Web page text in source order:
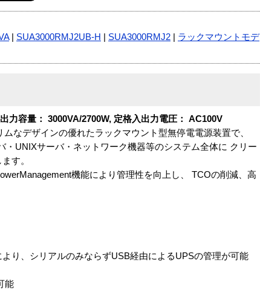
| SUA3000RMJ2UB-H SUA3000RMJ2
ラックマウントモデ
力容量： 3000VA/2700W, 定格入出力電圧： AC100V
なデザインの優れたラックマウント型無停電電源装置で、
UNIXサーバ・ネットワーク機器等のシステム全体に クリー
す。
機能により管理性を向上し、 TCOの削減、高
り、シリアルのみならずUSB経由によるUPSの管理が可能
能